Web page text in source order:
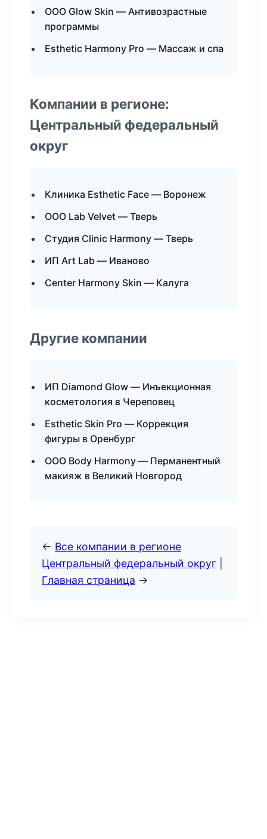
ООО Glow Skin — Антивозрастные
программы
Esthetic Harmony Pro — Массаж и спа
Компании в регионе:
Центральный федеральный
округ
Клиника Esthetic Face — Воронеж
ООО Lab Velvet — Тверь
Студия Clinic Harmony — Тверь
ИП Art Lab — Иваново
Center Harmony Skin — Калуга
Другие компании
ИП Diamond Glow — Инъекционная
косметология в Череповец
Esthetic Skin Pro — Коррекция
фигуры в Оренбург
ООО Body Harmony — Перманентный
макияж в Великий Новгород
← Все компании в регионе
Центральный федеральный округ
Главная страница →